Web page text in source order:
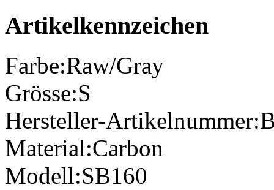
Artikelkennzeichen
Farbe:Raw/Gray
Grösse:S
Hersteller-Artikelnummer:
Material:Carbon
Modell:SB160